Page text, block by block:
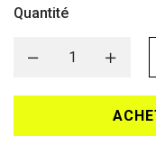
Quantité